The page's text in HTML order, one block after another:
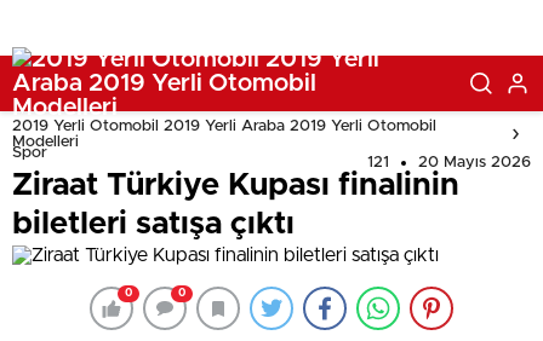
2019 Yerli Otomobil 2019 Yerli Araba 2019 Yerli Otomobil
Modelleri
Spor
121 20 Mayıs 2026
Ziraat Türkiye Kupası finalinin
biletleri satışa çıktı
0 0